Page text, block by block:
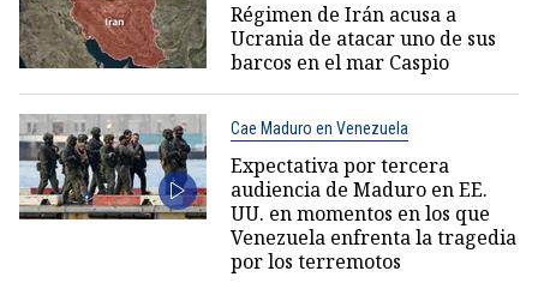
Régimen de Irán acusa a
Ucrania de atacar uno de sus
barcos en el mar Caspio
Cae Maduro en Venezuela
Expectativa por tercera
audiencia de Maduro en EE.
UU. en momentos en los que
Venezuela enfrenta la tragedia
por los terremotos